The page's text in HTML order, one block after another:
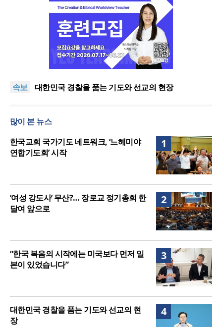
속보
한기연 “전쟁을 부르는 정책을 중단하라”
27.8%, 중증 입원·재활 확충 과제
대한민국 경찰을 품는 기도와 선교의 현장
주길”
한기연 “전쟁을 부르는 정책을 중단하라”
정신건강 치료 인프라 부족… 정신질환 평생유병률
27.8%, 중증 입원·재활 확충 과제
많이 본 뉴스
1
한국교회 국가기도 네트워크, ‘느헤미야
연합기도회’ 시작
2
‘여성 강도사’ 무산?… 장로교 정기총회 한
달여 앞으로
3
“한국 복음의 시작에는 미국보다 먼저 일
본이 있었습니다”
4
대한민국 경찰을 품는 기도와 선교의 현
장